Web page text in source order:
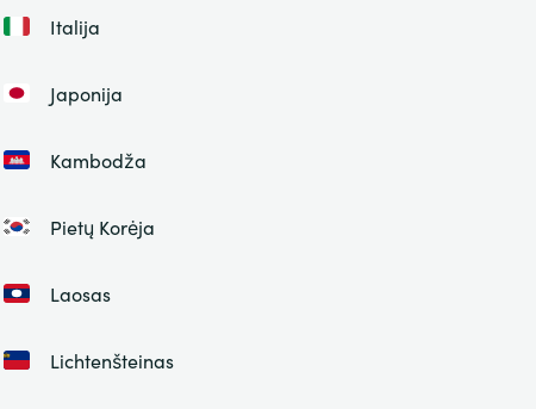
Italija
Japonija
Kambodža
Pietų Korėja
Laosas
Lichtenšteinas